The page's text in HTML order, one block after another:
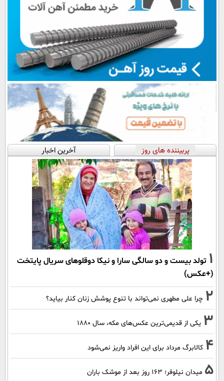
پربیننده های روز آخرین اخبار
1 تولد بیست و دو سالگی سارا و نیکا دوقلوهای سریال پایتخت
(+عکس)
2 چرا علی مطهری نمی‌تواند با تنوع پوشش زنان کنار بیاید؟
3 یکی از قدیمی‌ترین عکس‌های مکه، سال ۱۸۸۰
4 کالابرگ مرداد برای این افراد واریز نمی‌شود
5 میدان نیلوفر؛ ۱۶۳ روز بعد از موشک باران